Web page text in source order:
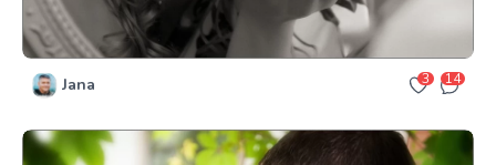
Jana 3 14